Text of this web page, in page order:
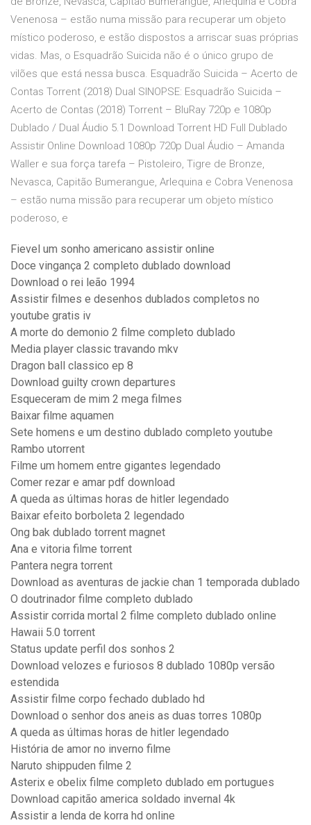
Venenosa – estão numa missão para recuperar um objeto
místico poderoso, e estão dispostos a arriscar suas próprias
vidas. Mas, o Esquadrão Suicida não é o único grupo de
vilões que está nessa busca. Esquadrão Suicida – Acerto de
Contas Torrent (2018) Dual SINOPSE: Esquadrão Suicida –
Acerto de Contas (2018) Torrent – BluRay 720p e 1080p
Dublado / Dual Áudio 5.1 Download Torrent HD Full Dublado
Assistir Online Download 1080p 720p Dual Áudio – Amanda
Waller e sua força tarefa – Pistoleiro, Tigre de Bronze,
Nevasca, Capitão Bumerangue, Arlequina e Cobra Venenosa
– estão numa missão para recuperar um objeto místico
poderoso, e
Fievel um sonho americano assistir online
Doce vingança 2 completo dublado download
Download o rei leão 1994
Assistir filmes e desenhos dublados completos no
youtube gratis iv
A morte do demonio 2 filme completo dublado
Media player classic travando mkv
Dragon ball classico ep 8
Download guilty crown departures
Esqueceram de mim 2 mega filmes
Baixar filme aquamen
Sete homens e um destino dublado completo youtube
Rambo utorrent
Filme um homem entre gigantes legendado
Comer rezar e amar pdf download
A queda as últimas horas de hitler legendado
Baixar efeito borboleta 2 legendado
Ong bak dublado torrent magnet
Ana e vitoria filme torrent
Pantera negra torrent
Download as aventuras de jackie chan 1 temporada dublado
O doutrinador filme completo dublado
Assistir corrida mortal 2 filme completo dublado online
Hawaii 5.0 torrent
Status update perfil dos sonhos 2
Download velozes e furiosos 8 dublado 1080p versão
estendida
Assistir filme corpo fechado dublado hd
Download o senhor dos aneis as duas torres 1080p
A queda as últimas horas de hitler legendado
História de amor no inverno filme
Naruto shippuden filme 2
Asterix e obelix filme completo dublado em portugues
Download capitão america soldado invernal 4k
Assistir a lenda de korra hd online